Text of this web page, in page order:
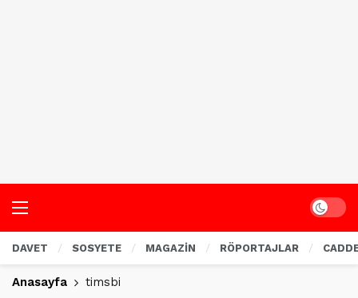
Dark
DAVET SOSYETE MAGAZİN RÖPORTAJLAR
Anasayfa timsbi